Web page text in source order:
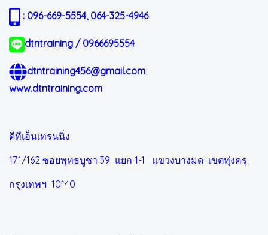
: 096-669-5554, 064-325-4946
dtntraining / 0966695554
dtntraining456@gmail.com
www.dtntraining.com
ดีทีเอ็นเทรนนิ่ง
171/162 ซอยพุทธบูชา 39 แยก 1-1 แขวงบางมด เขตทุ่งครุ
กรุงเทพฯ 10140